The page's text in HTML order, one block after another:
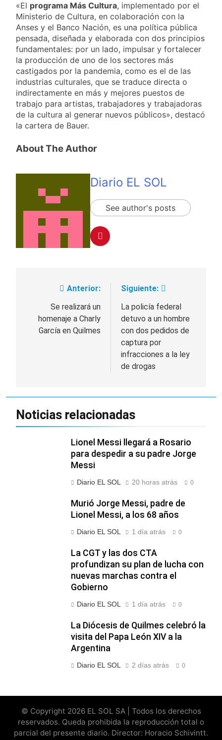
«El programa Más Cultura, implementado por el
Ministerio de Cultura, en colaboración con la
Anses y el Banco Nación, es una política pública
pensada, diseñada y elaborada con dos principios
fundamentales: por un lado, impulsar y fortalecer
la producción de uno de los sectores más
castigados por la pandemia, como es el de las
industrias culturales, que se traduce directa o
indirectamente en más y mejores puestos de
trabajo para artistas, trabajadores y trabajadoras
de la cultura al generar nuevos públicos», destacó
la cartera de Bauer.
About The Author
Diario EL SOL
See author's posts
Navegación
entradas
Anterior:
Se realizará un
homenaje a Charly
García en Quilmes
Siguiente:
La policía federal
detuvo a un hombre
con dos pedidos de
captura por
infracciones a la ley
de drogas
Noticias relacionadas
Lionel Messi llegará a Rosario
para despedir a su padre Jorge
Messi
Diario EL SOL 20 horas atrás 0
Murió Jorge Messi, padre de
Lionel Messi, a los 68 años
Diario EL SOL 1 día atrás 0
La CGT y las dos CTA
profundizan su plan de lucha con
nuevas marchas contra el
Gobierno
Diario EL SOL 1 día atrás 0
La Diócesis de Quilmes celebró la
visita del Papa León XIV a la
Argentina
Diario EL SOL 2 días atrás 0
© Copyright 2026 EL SOL SA | Todos los derechos
reservados. Queda prohibida la reproducción total o
parcial del presente diario. Director: Horacio Schivintt.